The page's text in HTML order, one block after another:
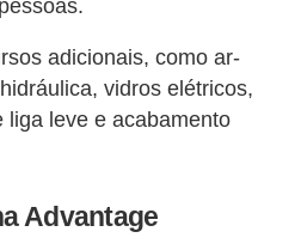
adicionais, como ar-
vidros elétricos,
liga leve e acabamento
Advantage